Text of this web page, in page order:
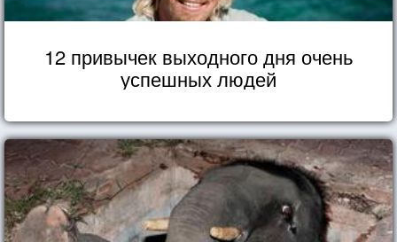
12 привычек выходного дня очень
успешных людей